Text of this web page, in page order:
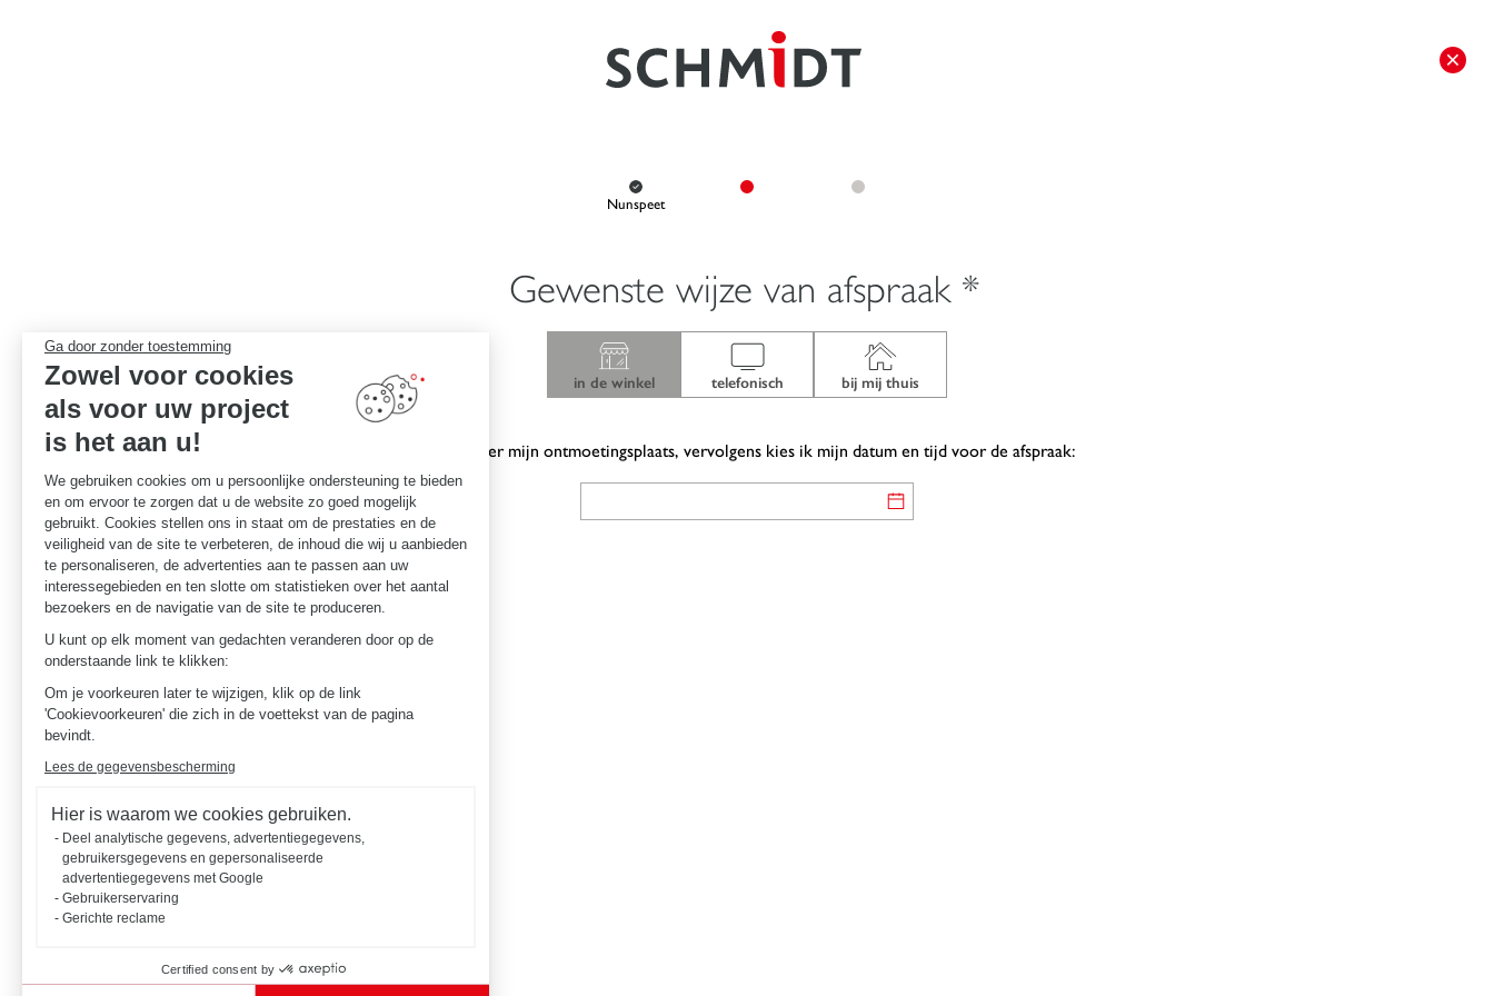
Ga door zonder toestemming
Zowel voor cookies
als voor uw project
is het aan u!
We gebruiken cookies om u persoonlijke ondersteuning te bieden
en om ervoor te zorgen dat u de website zo goed mogelijk
gebruikt. Cookies stellen ons in staat om de prestaties en de
veiligheid van de site te verbeteren, de inhoud die wij u aanbieden
te personaliseren, de advertenties aan te passen aan uw
interessegebieden en ten slotte om statistieken over het aantal
bezoekers en de navigatie van de site te produceren.
U kunt op elk moment van gedachten veranderen door op de
onderstaande link te klikken:
Om je voorkeuren later te wijzigen, klik op de link
'Cookievoorkeuren' die zich in de voettekst van de pagina
bevindt.
Lees de gegevensbescherming
Hier is waarom we cookies gebruiken.
Deel analytische gegevens, advertentiegegevens,
gebruikersgegevens en gepersonaliseerde
advertentiegegevens met Google
Gebruikerservaring
Gerichte reclame
Certified consent by
Nunspeet
Gewenste wijze van afspraak *
in de winkel telefonisch bij mij thuis
Ik selecteer mijn ontmoetingsplaats, vervolgens kies ik mijn datum en tijd voor de afspraak: